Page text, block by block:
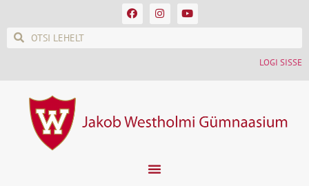
LOGI SISSE